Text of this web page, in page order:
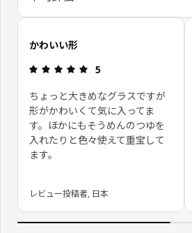
お客さまレビューをスキップ
かわいい形
レビュー: 5 5 星の数
5
ちょっと大きめなグラスですが
形がかわいくて気に入ってま
す。ほかにもそうめんのつゆを
入れたりと色々使えて重宝して
ます。
レビュー投稿者, 日本